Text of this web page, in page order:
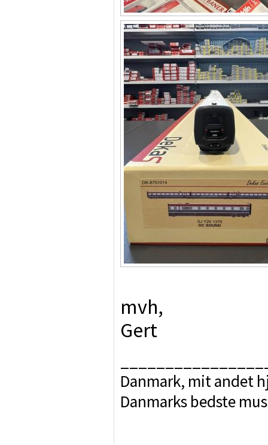
mvh,
Gert
Danmark, mit andet
Danmarks bedste